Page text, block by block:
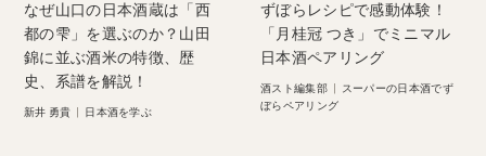
なぜ山口の日本酒蔵は「西
都の雫」を選ぶのか？山田
錦に並ぶ酒米の特徴、歴
史、系譜を解説！
新井 勇貴 日本酒を学ぶ
ずぼらレシピで感動体験！
「月桂冠 つき」でミニマル
日本酒ペアリング
酒スト編集部
スーパーの日本酒でず
ぼらペアリング